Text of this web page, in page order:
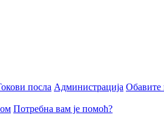
посла Администрација Обавите
Потребна вам је помоћ?